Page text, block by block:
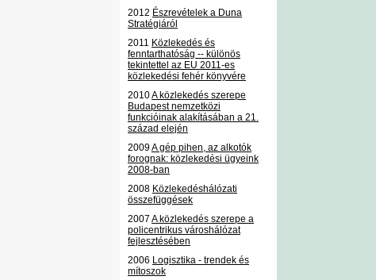
2012 Észrevételek a Duna
Stratégiáról
2011 Közlekedés és
fenntarthatóság -- különös
tekintettel az EU 2011-es
közlekedési fehér könyvére
2010A közlekedés szerepe
Budapest nemzetközi
funkcióinak alakításában a 21.
század elején
2009A gép pihen, az alkotók
forognak: közlekedési ügyeink
2008-ban
2008 Közlekedéshálózati
összefüggések
2007 A közlekedés szerepe a
policentrikus városhálózat
fejlesztésében
2006 Logisztika - trendek és
mítoszok